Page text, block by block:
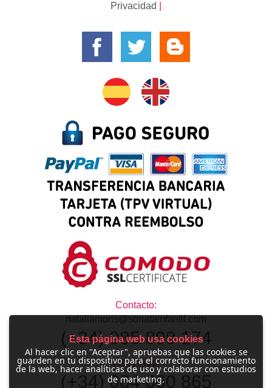
Privacidad
Contacto:
nataliamoris@sonatainfantil.com
(+34) 985 899 174
WhatsApp:
(+34) 684 660 865
Esta página web usa cookies
Al hacer clic en "Aceptar", apruebas que las cookies se
guarden en tu dispositivo para el correcto funcionamiento
de la web, hacer analíticas de uso y colaborar con estudios
de marketing.